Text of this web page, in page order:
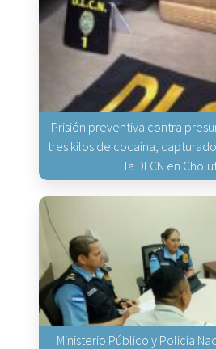
Prisión preventiva contra
tres kilos de cocaína,
la DLCN en
Ministerio Público y Policía